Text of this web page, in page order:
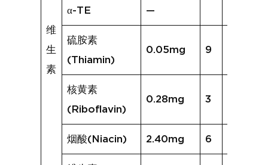
维
生
素
α-TE —
硫胺素
(Thiamin)
0.05mg 9
核黄素
(Riboflavin)
0.28mg 3
烟酸(Niacin) 2.40mg 6